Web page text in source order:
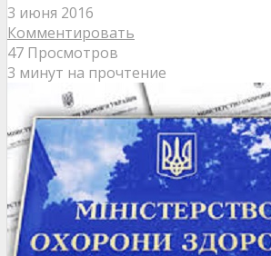
3 июня 2016
Комментировать
47 Просмотров
3 минут на прочтение